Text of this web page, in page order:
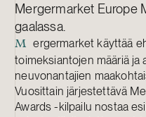
Mergermarket Europe
gaalassa.
M
ergermarket käyttää
toimeksiantojen määriä ja
neuvonantajien
Vuosittain järjestettävä
Awards -kilpailu nostaa